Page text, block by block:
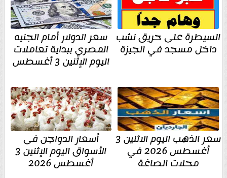
السيطرة على حريق نشب
داخل مسجد في الجيزة
سعر الدولار أمام الجنيه
المصري ببداية تعاملات
اليوم الإثنين 3 أغسطس
سعر الذهب اليوم الاثنين 3
أغسطس 2026 في
محلات الصاغة
أسعار الدواجن فى
الأسواق اليوم الإثنين 3
أغسطس 2026